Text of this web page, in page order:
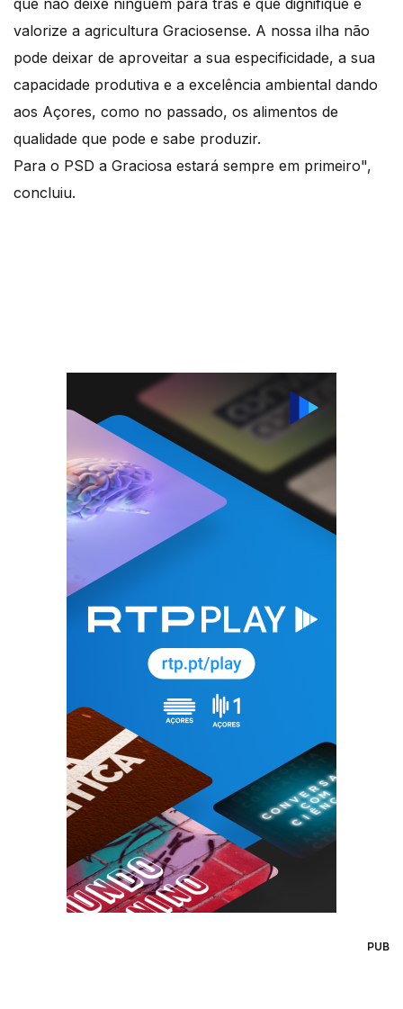
que não deixe ninguém para trás e que dignifique e
valorize a agricultura Graciosense. A nossa ilha não
pode deixar de aproveitar a sua especificidade, a sua
capacidade produtiva e a excelência ambiental dando
aos Açores, como no passado, os alimentos de
qualidade que pode e sabe produzir.
Para o PSD a Graciosa estará sempre em primeiro",
concluiu.
PUB